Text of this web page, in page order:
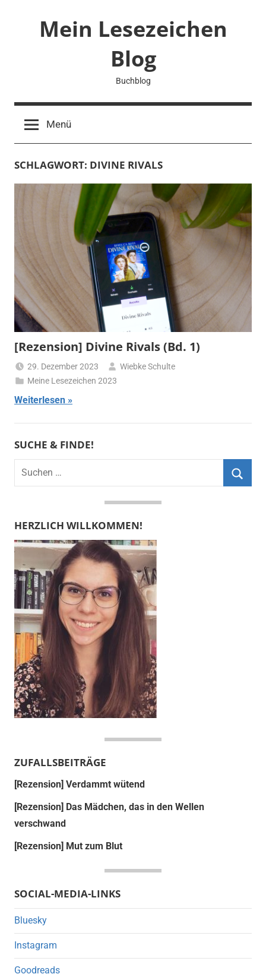
Mein Lesezeichen
Blog
Buchblog
Menü
SCHLAGWORT: DIVINE RIVALS
[Rezension] Divine Rivals (Bd. 1)
29. Dezember 2023
Wiebke Schulte
Meine Lesezeichen 2023
Weiterlesen
SUCHE & FINDE!
Suchen
HERZLICH WILLKOMMEN!
ZUFALLSBEITRÄGE
[Rezension] Verdammt wütend
[Rezension] Das Mädchen, das in den Wellen
verschwand
[Rezension] Mut zum Blut
SOCIAL-MEDIA-LINKS
Bluesky
Instagram
Goodreads